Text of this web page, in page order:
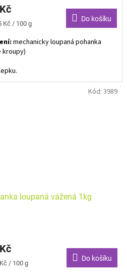
Kč / 100 g
Do košíku
mechanicky loupaná pohanka
kroupy)
loupaná vážená 1kg
/ 100 g
Do košíku
Kód: 3989